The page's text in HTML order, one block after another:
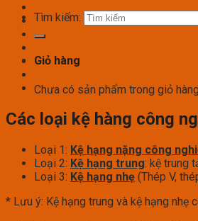
Tìm kiếm:
Giỏ hàng
Chưa có sản phẩm trong giỏ
Các loại kệ hàng công
Loại 1: Kệ hạng nặng công
Loại 2: Kệ hạng trung: kệ trung
Loại 3: Kệ hạng nhẹ (Thép V,
* Lưu ý: Kệ hạng trung và kệ hạng nhẹ